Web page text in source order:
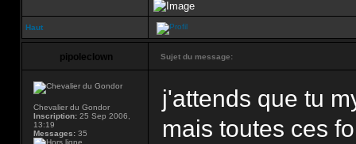
Haut
pipoleclown Sujet du message:
Chevalier du Gondor
Inscription: 25 Sep 2006,
13:19
Messages: 35
j'attends que tu
mais toutes ces